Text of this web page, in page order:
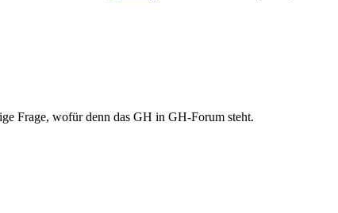
Frage, wofür denn das GH in GH-Forum steht.